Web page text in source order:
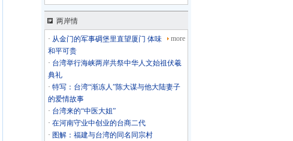
两岸情
more
· 从金门的军事碉堡里直望厦门 体味
和平可贵
· 台湾举行海峡两岸共祭中华人文始祖伏羲
典礼
· 特写：台湾“渐冻人”陈大谋与他大陆妻子
的爱情故事
· 台湾来的“中医大姐”
· 在河南守业中创业的台商二代
· 图解：福建与台湾的同名同宗村